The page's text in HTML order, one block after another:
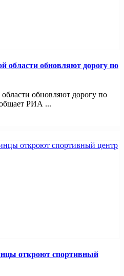
области обновляют дорогу по
обновляют дорогу по
РИА ...
откроют спортивный